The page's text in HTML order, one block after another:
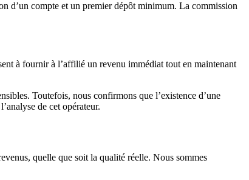
d’un compte et un premier dépôt minimum. La commission
à fournir à l’affilié un revenu immédiat tout en maintenant
Toutefois, nous confirmons que l’existence d’une
de cet opérateur.
quelle que soit la qualité réelle. Nous sommes